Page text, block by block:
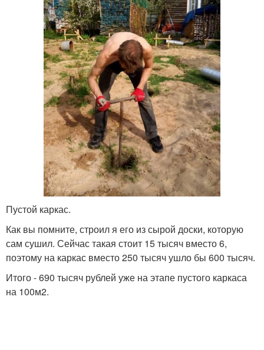
Пустой каркас.
Как вы помните, строил я его из сырой доски, которую
сам сушил. Сейчас такая стоит 15 тысяч вместо 6,
поэтому на каркас вместо 250 тысяч ушло бы 600 тысяч.
Итого - 690 тысяч рублей уже на этапе пустого каркаса
на 100м2.